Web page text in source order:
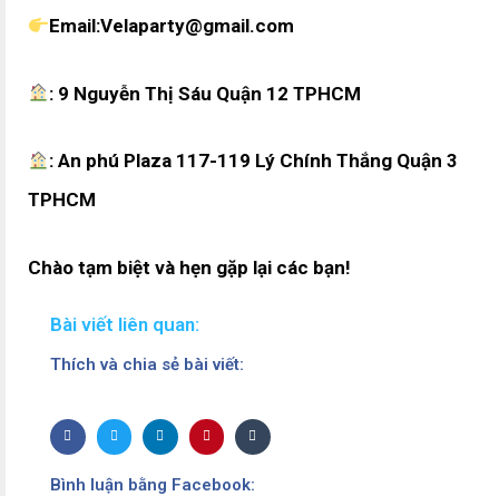
Email:Velaparty@gmail.com
: 9 Nguyễn Thị Sáu Quận 12 TPHCM
: An phú Plaza 117-119 Lý Chính Thắng Quận 3
TPHCM
Chào tạm biệt và hẹn gặp lại các bạn!
Bài viết liên quan:
Thích và chia sẻ bài viết:
Bình luận bằng Facebook: